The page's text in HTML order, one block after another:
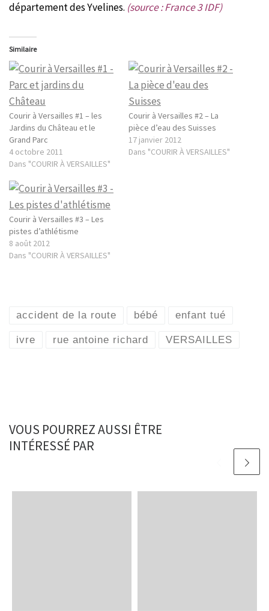
département des Yvelines. (source : France 3 IDF)
Similaire
Courir à Versailles #1 – les
Jardins du Château et le
Grand Parc
4 octobre 2011
Dans "COURIR À VERSAILLES"
Courir à Versailles #2 – La
pièce d’eau des Suisses
17 janvier 2012
Dans "COURIR À VERSAILLES"
Courir à Versailles #3 – Les
pistes d’athlétisme
8 août 2012
Dans "COURIR À VERSAILLES"
accident de la route bébé enfant tué
ivre rue antoine richard VERSAILLES
VOUS POURREZ AUSSI ÊTRE
INTÉRESSÉ PAR